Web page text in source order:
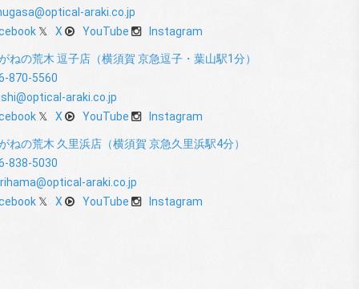
araki.co.jp
X YouTube Instagram
ねの荒木 逗子店（横須賀 京急逗子・葉山駅1分）
870-5560
araki.co.jp
X YouTube Instagram
ねの荒木 久里浜店（横須賀 京急久里浜駅4分）
838-5030
araki.co.jp
X YouTube Instagram